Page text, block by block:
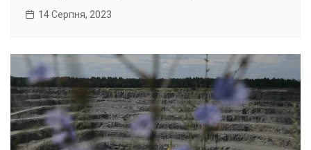
14 Серпня, 2023